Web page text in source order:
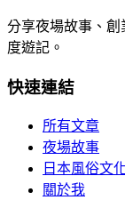
分享夜場故事、
度遊記。
快速連結
所有文章
夜場故事
日本風俗文
關於我